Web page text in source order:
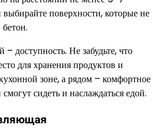
поверхности, которые не
доступность. Не забудьте, что
для хранения продуктов и
зоне, а рядом – комфортное
сидеть и наслаждаться едой.